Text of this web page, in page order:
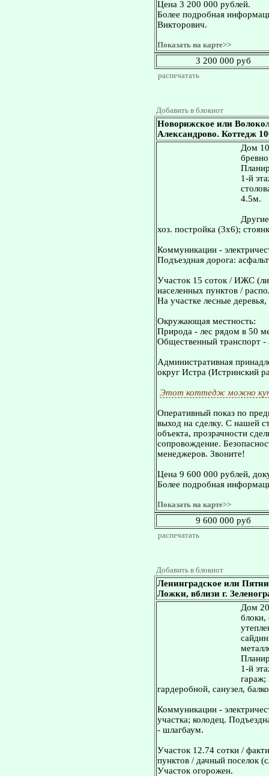
Цена 3 200 000 рублей.
Более подробная
Викторович.
Показать на карте>>
3 200 000 руб
распечатать
Добавить в блокнот
Новорижское или
Александрово. Коттедж
Дом
1-й
4.5м.
хоз. постройка (3х6);
Коммуникации -
Подъездная дорога:
Участок 15 соток / ИЖС
населенных пунктов /
На участке лесные
Окружающая местность:
Природа - лес рядом в 50
Общественный транспорт -
Административная
округ Истра (Истринский
Этот коттедж можно
Оперативный показ по
выход на сделку. С нашей
объекта, прозрачности
сопровождение.
менеджеров. Звоните!
Цена 9 600 000 рублей,
Более подробная
Показать на карте>>
9 600 000 руб
распечатать
Добавить в блокнот
Ленинградское или
Ложки, вблизи г.
Дом
блоки,
1-й
гараж;
гардеробной, санузел,
Коммуникации -
участка; колодец.
- шлагбаум.
Участок 12.74 сотки /
пунктов / дачный поселок
Участок огорожен.